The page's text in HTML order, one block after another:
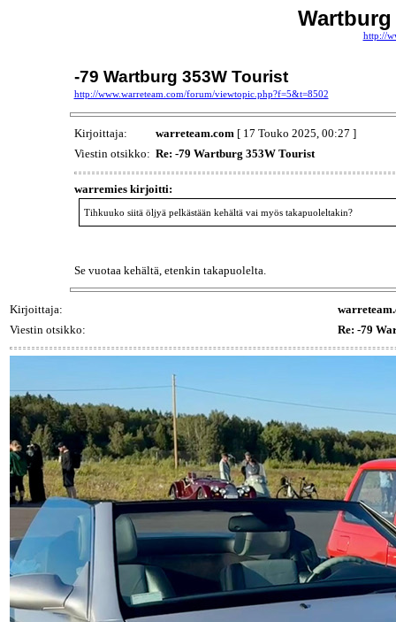
http://
-79 Wartburg 353W Tourist
http://www.warreteam.com/forum/viewtopic.php?f=5&t=8502
Kirjoittaja: warreteam.com[ 17 Touko 2025, 00:27 ]
Viestin otsikko: Re: -79 Wartburg 353W Tourist
warremies kirjoitti:
Tihkuuko siitä öljyä pelkästään kehältä vai myös takapuoleltakin?
Se vuotaa kehältä, etenkin takapuolelta.
Kirjoittaja:
Viestin otsikko:
Re: -79